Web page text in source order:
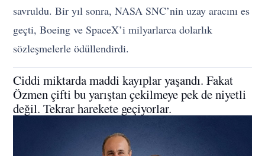
savruldu. Bir yıl sonra, NASA SNC’nin uzay aracını es
geçti, Boeing ve SpaceX’i milyarlarca dolarlık
sözleşmelerle ödüllendirdi.
Ciddi miktarda maddi kayıplar yaşandı. Fakat
Özmen çifti bu yarıştan çekilmeye pek de niyetli
değil. Tekrar harekete geçiyorlar.